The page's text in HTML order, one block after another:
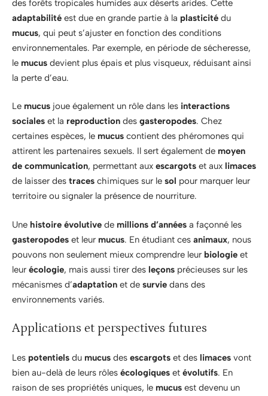
des forêts tropicales humides aux déserts arides. Cette
adaptabilité est due en grande partie à la plasticité du
mucus, qui peut s’ajuster en fonction des conditions
environnementales. Par exemple, en période de sécheresse,
le mucus devient plus épais et plus visqueux, réduisant ainsi
la perte d’eau.
Le mucus joue également un rôle dans les interactions
sociales et la reproduction des gasteropodes. Chez
certaines espèces, le mucus contient des phéromones qui
attirent les partenaires sexuels. Il sert également de moyen
de communication, permettant aux escargots et aux limaces
de laisser des traces chimiques sur le sol pour marquer leur
territoire ou signaler la présence de nourriture.
Une histoire évolutive de millions d’années a façonné les
gasteropodes et leur mucus. En étudiant ces animaux, nous
pouvons non seulement mieux comprendre leur biologie et
leur écologie, mais aussi tirer des leçons précieuses sur les
mécanismes d’adaptation et de survie dans des
environnements variés.
Applications et perspectives futures
Les potentiels du mucus des escargots et des limaces vont
bien au-delà de leurs rôles écologiques et évolutifs. En
raison de ses propriétés uniques, le mucus est devenu un